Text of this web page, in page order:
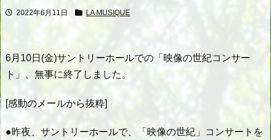
2022年6月11日 LA MUSIQUE
6月10日(金)サントリーホールでの「映像の世紀コンサー
ト」、無事に終了しました。
[感動のメールから抜粋]
●昨夜、サントリーホールで、「映像の世紀」コンサートを